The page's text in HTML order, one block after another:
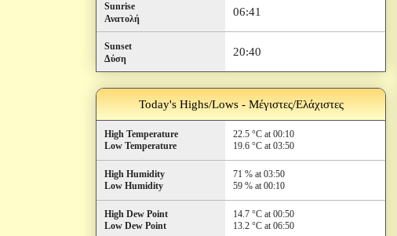
Sunrise
Ανατολή
06:41
Sunset
Δύση
20:40
Today's Highs/Lows - Μέγιστες/Ελάχιστες
High Temperature
Low Temperature
22.5 °C at 00:10
19.6 °C at 03:50
High Humidity
Low Humidity
71 % at 03:50
59 % at 00:10
High Dew Point
Low Dew Point
14.7 °C at 00:50
13.2 °C at 06:50